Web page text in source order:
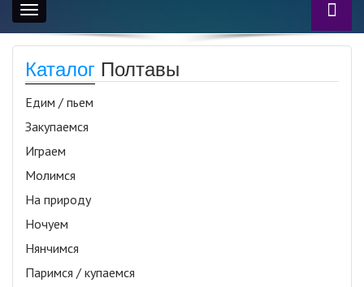
Toggle
navigation
Каталог Полтавы
Едим / пьем
Закупаемся
Играем
Молимся
На природу
Ночуем
Нянчимся
Паримся / купаемся